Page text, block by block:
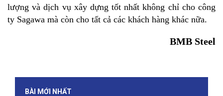
lượng và dịch vụ xây dựng tốt nhất không chỉ cho công
ty Sagawa mà còn cho tất cả các khách hàng khác nữa.
BMB Steel
BÀI MỚI NHẤT